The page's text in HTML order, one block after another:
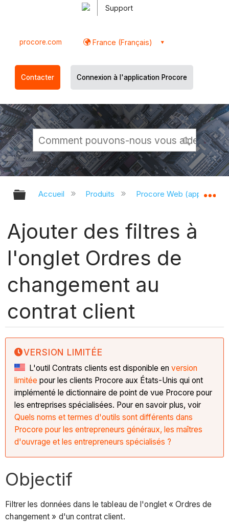
Support
procore.com France (Français)
Contacter Connexion à l'application Procore
Développer/réduire la hiérarchie
Accueil Produits Procore Web
Ajouter des filtres à
l'onglet Ordres de
changement au
contrat client
VERSION LIMITÉE
L'outil Contrats clients est disponible enversion
limitée pour les clients Procore aux États-Unis qui ont
implémenté le dictionnaire de point de vue Procore pour
les entreprises spécialisées. Pour en savoir plus, voir
Quels noms et termes d'outils sont différents dans
Procore pour les entrepreneurs généraux, les maîtres
d'ouvrage et les entrepreneurs spécialisés ?
Objectif
Filtrer les données dans le tableau de l'onglet « Ordres de
changement » d'un contrat client.